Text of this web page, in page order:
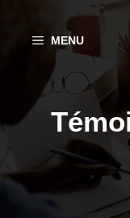
contenu
MENU